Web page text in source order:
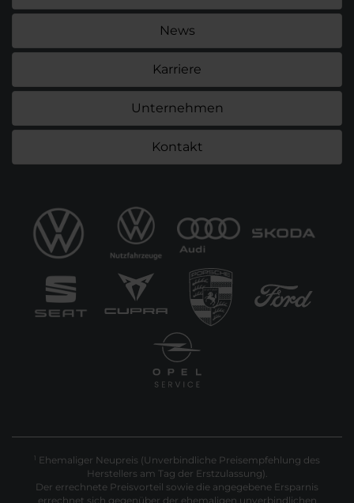
News
Karriere
Unternehmen
Kontakt
1 Ehemaliger Neupreis (Unverbindliche Preisempfehlung des
Herstellers am Tag der Erstzulassung).
Der errechnete Preisvorteil sowie die angegebene Ersparnis
errechnet sich gegenüber der ehemaligen unverbindlichen